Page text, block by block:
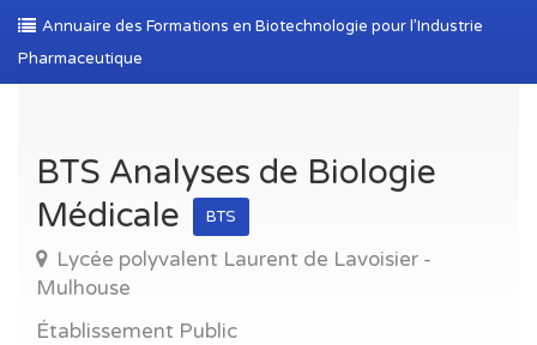
Annuaire des Formations en Biotechnologie pour l’Industrie
Pharmaceutique
BTS Analyses de Biologie
Médicale
BTS
Lycée polyvalent Laurent de Lavoisier -
Mulhouse
Établissement Public